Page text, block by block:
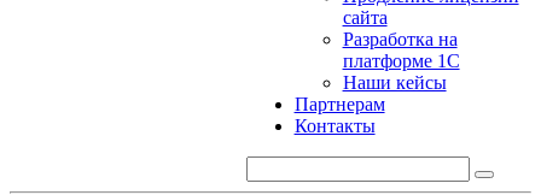
сайта
Разработка на
платформе 1С
Наши кейсы
Партнерам
Контакты